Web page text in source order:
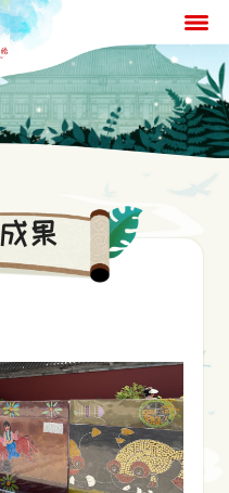
成果